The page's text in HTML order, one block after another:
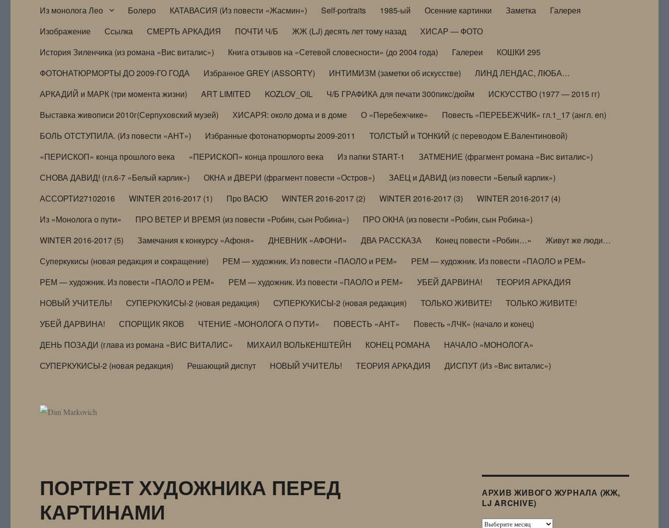
Из монолога Лео
Болеро КАТАВАСИЯ (Из повести «Жасмин») Self-portraits 1985-ый Осенние картинки Заметка
Галерея
Изображение
Ссылка СМЕРТЬ АРКАДИЯ ПОЧТИ Ч/Б ЖЖ (LJ) десять лет тому назад
ХИСАР — ФОТО
История Зиленчика (из романа «Вис виталис»)
Книга отзывов на «Сетевой словесности» (до 2004 года) Галереи
КОШКИ 295
ФОТОНАТЮРМОРТЫ ДО 2009-ГО ГОДА
Избранное GREY (ASSORTY) ИНТИМИЗМ (заметки об искусстве)
ЛИНД ЛЕНДАС, ЛЮБА…
АРКАДИЙ и МАРК (три момента жизни)
ART LIMITED KOZLOV_OIL Ч/Б ГРАФИКА для печати 300пикс/дюйм
ИСКУССТВО (1977 — 2015 гг)
Выставка живописи 2010г(Серпуховский музей)
ХИСАРЯ: около дома и в доме О «Перебежчике»
Повесть «ПЕРЕБЕЖЧИК» гл.1_17 (англ. en)
БОЛЬ ОТСТУПИЛА. (Из повести «АНТ»)
Избранные фотонатюрморты 2009-2011
ТОЛСТЫЙ и ТОНКИЙ (с переводом Е.Валентиновой)
«ПЕРИСКОП» конца прошлого века
«ПЕРИСКОП» конца прошлого века Из папки START-1
ЗАТМЕНИЕ (фрагмент романа «Вис виталис»)
СНОВА ДАВИД! (гл.6-7 «Белый карлик»)
ОКНА и ДВЕРИ (фрагмент повести «Остров»)
ЗАЕЦ и ДАВИД (из повести «Белый карлик»)
АССОРТИ27102016
WINTER 2016-2017 (1) Про ВАСЮ WINTER 2016-2017 (2) WINTER 2016-2017 (3)
WINTER 2016-2017 (4)
Из «Монолога о пути»
ПРО ВЕТЕР И ВРЕМЯ (из повести «Робин, сын Робина»)
ПРО ОКНА (из повести «Робин, сын Робина»)
WINTER 2016-2017 (5)
Замечания к конкурсу «Афоня» ДНЕВНИК «АФОНИ» ДВА РАССКАЗА Конец повести «Робин…»
Живут же люди…
Суперкукисы (новая редакция и сокращение)
РЕМ — художник. Из повести «ПАОЛО и РЕМ»
РЕМ — художник. Из повести «ПАОЛО и РЕМ»
РЕМ — художник. Из повести «ПАОЛО и РЕМ»
РЕМ — художник. Из повести «ПАОЛО и РЕМ» УБЕЙ ДАРВИНА!
ТЕОРИЯ АРКАДИЯ
НОВЫЙ УЧИТЕЛЬ!
СУПЕРКУКИСЫ-2 (новая редакция) СУПЕРКУКИСЫ-2 (новая редакция) ТОЛЬКО ЖИВИТЕ!
ТОЛЬКО ЖИВИТЕ!
УБЕЙ ДАРВИНА!
СПОРЩИК ЯКОВ ЧТЕНИЕ «МОНОЛОГА О ПУТИ» ПОВЕСТЬ «АНТ»
Повесть «ЛЧК» (начало и конец)
ДЕНЬ ПОЗАДИ (глава из романа «ВИС ВИТАЛИС»
МИХАИЛ ВОЛЬКЕНШТЕЙН КОНЕЦ РОМАНА
НАЧАЛО «МОНОЛОГА»
СУПЕРКУКИСЫ-2 (новая редакция)
Решающий диспут НОВЫЙ УЧИТЕЛЬ! ТЕОРИЯ АРКАДИЯ ДИСПУТ (Из «Вис виталис»)
ПОРТРЕТ ХУДОЖНИКА ПЕРЕД
КАРТИНАМИ
АРХИВ ЖИВОГО ЖУРНАЛА (ЖЖ,
LJ ARCHIVE)
Архив